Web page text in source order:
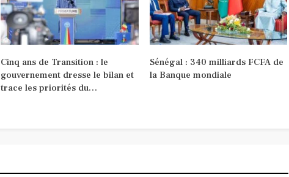
Cinq ans de Transition : le
gouvernement dresse le bilan et
trace les priorités du…
Sénégal : 340 milliards FCFA de
la Banque mondiale